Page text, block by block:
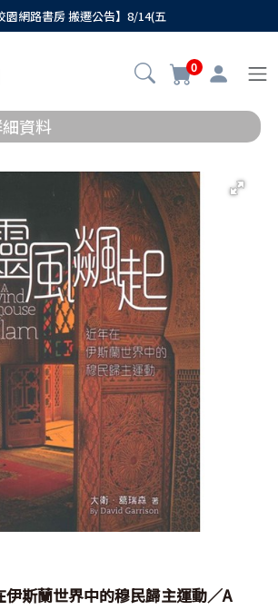
園網路書房 搬遷公告】8/14(五
0
資料
斯蘭世界中的穆民歸主運動／A